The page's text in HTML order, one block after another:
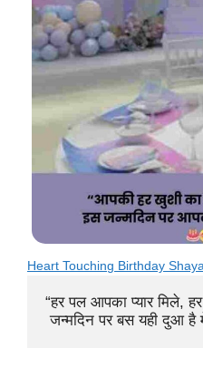
Heart Touching Birthday
“हर पल आपका प्यार मिले,
जन्मदिन पर बस यही दुआ है